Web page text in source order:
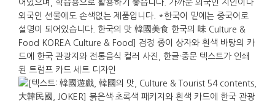
비즈니스 미팅, 문화 행사, 기관 방문 등 다양한
상황에서 활용하기에 적합한 기념품입니다. 카드를
넘기며 한국의 관광명소와 문화에 대한 자연스러운
대화를 나눌 수 있으며, 간단한 게임을 통해 분위기를
부드럽게 만드는 데도 효과적입니다. 과도하지
않으면서도 의미 있는 선물로, VIP 답례나 행사 참가자
웰컴기프트로 무난하게 배포할 수 있으며, 세트 구성과